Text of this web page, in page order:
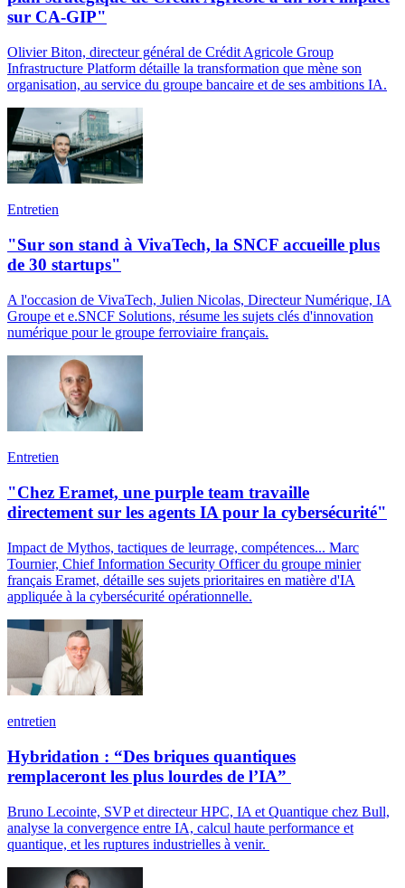
sur CA-GIP"
Olivier Biton, directeur général de Crédit Agricole Group
Infrastructure Platform détaille la transformation que mène son
organisation, au service du groupe bancaire et de ses ambitions IA.
Entretien
"Sur son stand à VivaTech, la SNCF accueille plus
de 30 startups"
A l'occasion de VivaTech, Julien Nicolas, Directeur Numérique, IA
Groupe et e.SNCF Solutions, résume les sujets clés d'innovation
numérique pour le groupe ferroviaire français.
Entretien
"Chez Eramet, une purple team travaille
directement sur les agents IA pour la cybersécurité"
Impact de Mythos, tactiques de leurrage, compétences... Marc
Tournier, Chief Information Security Officer du groupe minier
français Eramet, détaille ses sujets prioritaires en matière d'IA
appliquée à la cybersécurité opérationnelle.
entretien
Hybridation : “Des briques quantiques
remplaceront les plus lourdes de l’IA”
Bruno Lecointe, SVP et directeur HPC, IA et Quantique chez Bull,
analyse la convergence entre IA, calcul haute performance et
quantique, et les ruptures industrielles à venir.